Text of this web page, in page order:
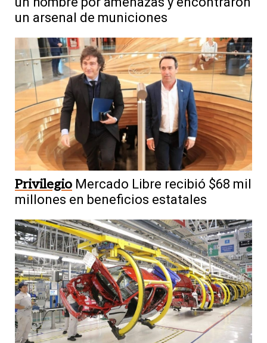
un arsenal de municiones
Privilegio Mercado Libre recibió $68 mil
millones en beneficios estatales